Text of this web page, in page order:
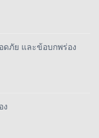
ดภัย และข้อบกพร่อง
ง